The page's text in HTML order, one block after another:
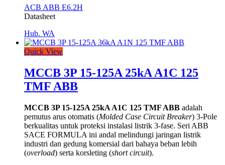
ACB ABB E6.2H
Datasheet
Hub. WA
Quick View
MCCB 3P 15-125A 25kA A1C 125
TMF ABB
MCCB 3P 15-125A 25kA A1C 125 TMF ABB adalah
pemutus arus otomatis (Molded Case Circuit Breaker) 3-Pole
berkualitas untuk proteksi instalasi listrik 3-fase. Seri ABB
SACE FORMULA ini andal melindungi jaringan listrik
industri dan gedung komersial dari bahaya beban lebih
(overload) serta korsleting (short circuit).